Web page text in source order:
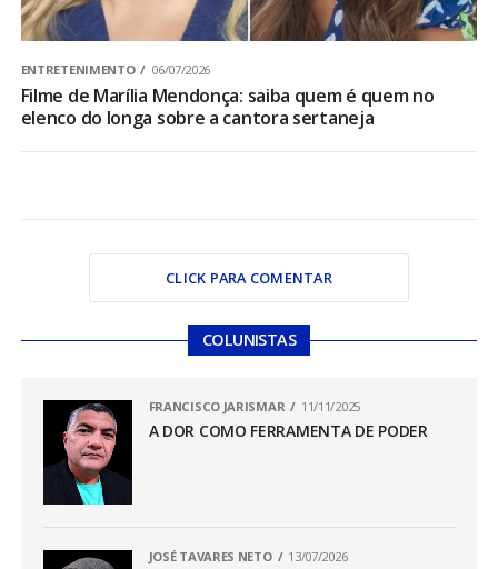
ENTRETENIMENTO 06/07/2026
Filme de Marília Mendonça: saiba quem é quem no
elenco do longa sobre a cantora sertaneja
CLICK PARA COMENTAR
COLUNISTAS
FRANCISCO JARISMAR 11/11/2025
A DOR COMO FERRAMENTA DE PODER
JOSÉ TAVARES NETO 13/07/2026